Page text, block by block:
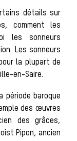
contemporaine
détails sur
comment les
les sonneurs
Les sonneurs
la plupart de
en-Saire.
période baroque
des œuvres
des grâces,
Pipon, ancien